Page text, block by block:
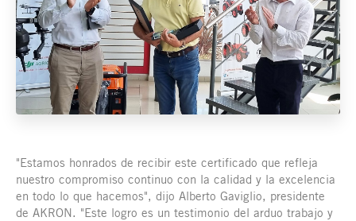
"Estamos honrados de recibir este certificado que refleja
nuestro compromiso continuo con la calidad y la excelencia
en todo lo que hacemos", dijo Alberto Gaviglio, presidente
de AKRON. "Este logro es un testimonio del arduo trabajo y